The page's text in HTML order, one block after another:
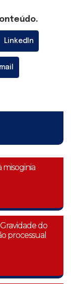
LinkedIn
do
processual